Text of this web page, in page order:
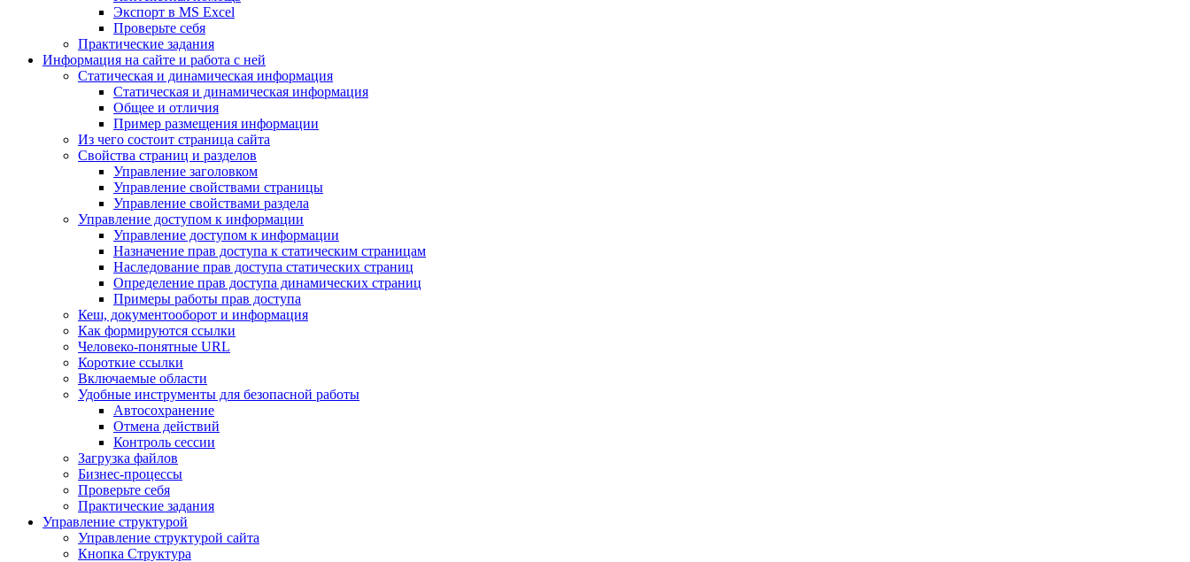
Экспорт в MS Excel
Проверьте себя
Практические задания
Информация на сайте и работа с ней
Статическая и динамическая информация
Статическая и динамическая информация
Общее и отличия
Пример размещения информации
Из чего состоит страница сайта
Свойства страниц и разделов
Управление заголовком
Управление свойствами страницы
Управление свойствами раздела
Управление доступом к информации
Управление доступом к информации
Назначение прав доступа к статическим страницам
Наследование прав доступа статических страниц
Определение прав доступа динамических страниц
Примеры работы прав доступа
Кеш, документооборот и информация
Как формируются ссылки
Человеко-понятные URL
Короткие ссылки
Включаемые области
Удобные инструменты для безопасной работы
Автосохранение
Отмена действий
Контроль сессии
Загрузка файлов
Бизнес-процессы
Проверьте себя
Практические задания
Управление структурой
Управление структурой сайта
Кнопка Структура